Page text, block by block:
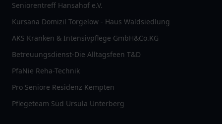
Seniorentreff Hansahof e.V.
Kursana Domizil Torgelow - Haus Waldsiedlung
AKS Kranken & Intensivpflege GmbH&Co.KG
Betreuungsdienst-Die Alltagsfeen T&D
PfaNie Reha-Technik
Pro Seniore Residenz Kempten
Pflegeteam Süd Ursula Unterberg